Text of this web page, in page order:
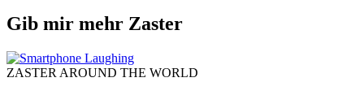
Gib mir mehr Zaster
ZASTER AROUND THE WORLD